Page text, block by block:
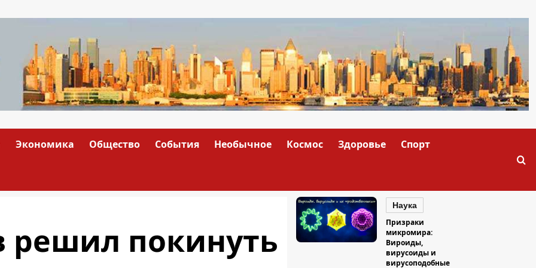
Экономика Общество События Необычное Космос Здоровье Спорт
решил покинуть
Наука
Призраки
микромира:
Вироиды,
вирусоиды и
вирусоподобные